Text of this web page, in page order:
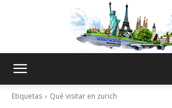
Etiquetas Qué visitar en zurich